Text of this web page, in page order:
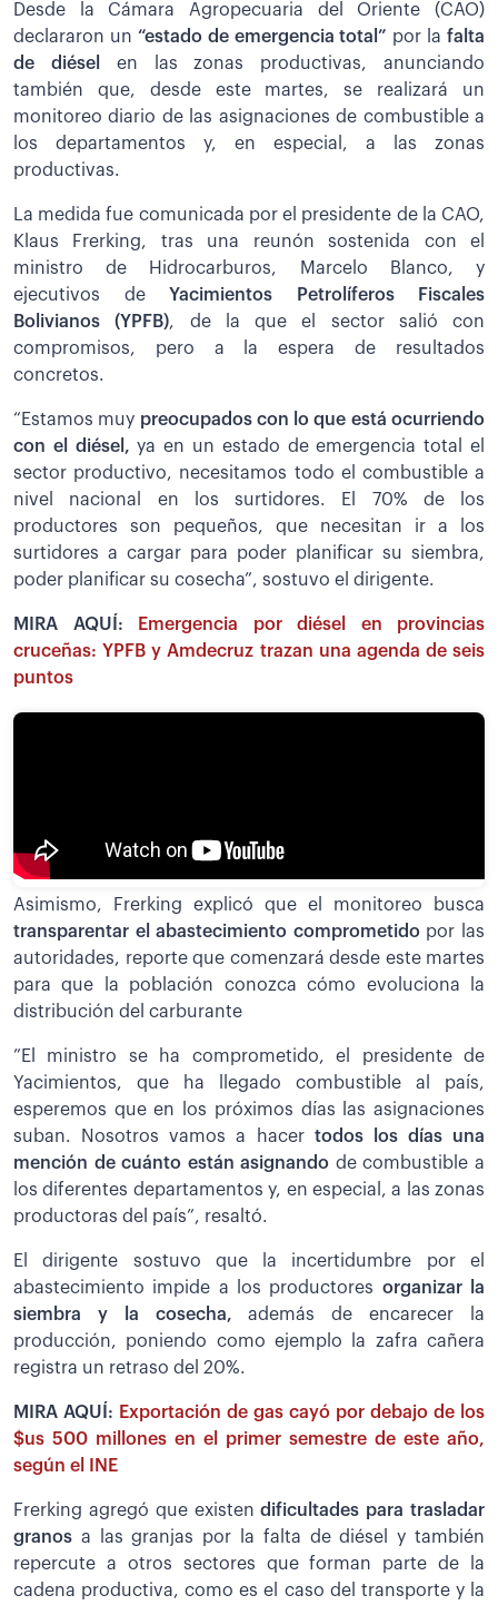
Desde la Cámara Agropecuaria del Oriente (CAO)
declararon un “estado de emergencia total” por la falta
de diésel en las zonas productivas, anunciando
también que, desde este martes, se realizará un
monitoreo diario de las asignaciones de combustible a
los departamentos y, en especial, a las zonas
productivas.
La medida fue comunicada por el presidente de la CAO,
Klaus Frerking, tras una reunón sostenida con el
ministro de Hidrocarburos, Marcelo Blanco, y
ejecutivos de Yacimientos Petrolíferos Fiscales
Bolivianos (YPFB), de la que el sector salió con
compromisos, pero a la espera de resultados
concretos.
“Estamos muy preocupados con lo que está ocurriendo
con el diésel, ya en un estado de emergencia total el
sector productivo, necesitamos todo el combustible a
nivel nacional en los surtidores. El 70% de los
productores son pequeños, que necesitan ir a los
surtidores a cargar para poder planificar su siembra,
poder planificar su cosecha”, sostuvo el dirigente.
MIRA AQUÍ:
Emergencia por diésel en provincias
cruceñas: YPFB y Amdecruz trazan una agenda de seis
puntos
Asimismo, Frerking explicó que el monitoreo busca
transparentar el abastecimiento comprometido por las
autoridades, reporte que comenzará desde este martes
para que la población conozca cómo evoluciona la
distribución del carburante
”El ministro se ha comprometido, el presidente de
Yacimientos, que ha llegado combustible al país,
esperemos que en los próximos días las asignaciones
suban. Nosotros vamos a hacer todos los días una
mención de cuánto están asignando de combustible a
los diferentes departamentos y, en especial, a las zonas
productoras del país”, resaltó.
El dirigente sostuvo que la incertidumbre por el
abastecimiento impide a los productores organizar la
siembra y la cosecha, además de encarecer la
producción, poniendo como ejemplo la zafra cañera
registra un retraso del 20%.
MIRA AQUÍ: Exportación de gas cayó por debajo de los
$us 500 millones en el primer semestre de este año,
según el INE
Frerking agregó que existendificultades para trasladar
granos a las granjas por la falta de diésel y también
repercute a otros sectores que forman parte de la
cadena productiva, como es el caso del transporte y la